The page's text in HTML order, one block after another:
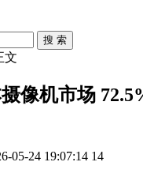
搜 索
文
像机市场
05-24 19:07:14 14